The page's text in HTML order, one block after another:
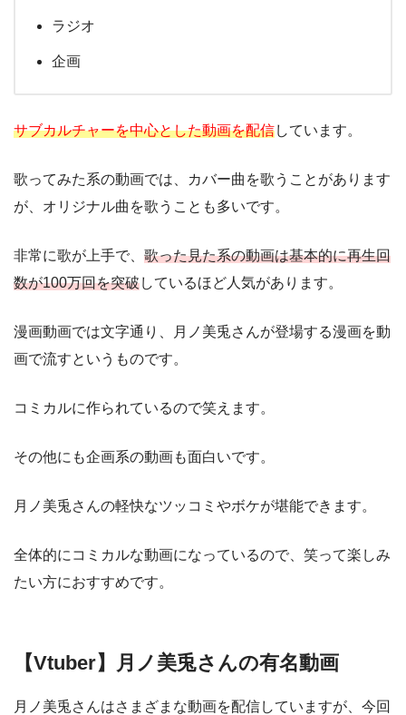
ラジオ
企画
サブカルチャーを中心とした動画を配信しています。
歌ってみた系の動画では、カバー曲を歌うことがあります
が、オリジナル曲を歌うことも多いです。
非常に歌が上手で、 歌った見た系の動画は基本的に再生回
数が100万回を突破しているほど人気があります。
漫画動画では文字通り、月ノ美兎さんが登場する漫画を動
画で流すというものです。
コミカルに作られているので笑えます。
その他にも企画系の動画も面白いです。
月ノ美兎さんの軽快なツッコミやボケが堪能できます。
全体的にコミカルな動画になっているので、笑って楽しみ
たい方におすすめです。
【Vtuber】月ノ美兎さんの有名動画
月ノ美兎さんはさまざまな動画を配信していますが、今回